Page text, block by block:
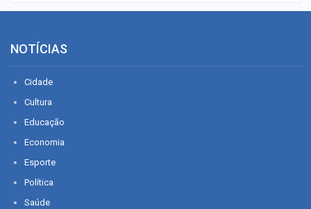
NOTÍCIAS
Cidade
Cultura
Educação
Economia
Esporte
Política
Saúde